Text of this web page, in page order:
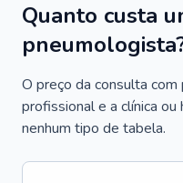
Quanto custa
O preço da consulta
profissional e a clínica
nenhum tipo de tabela.